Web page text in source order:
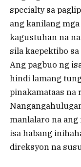
specialty sa
ang kanilang
kagustuhan na
sila kaepektibo
Ang pagbuo ng
hindi lamang
pinakamataas na
manlalaro na ang
isa habang
direksyon na